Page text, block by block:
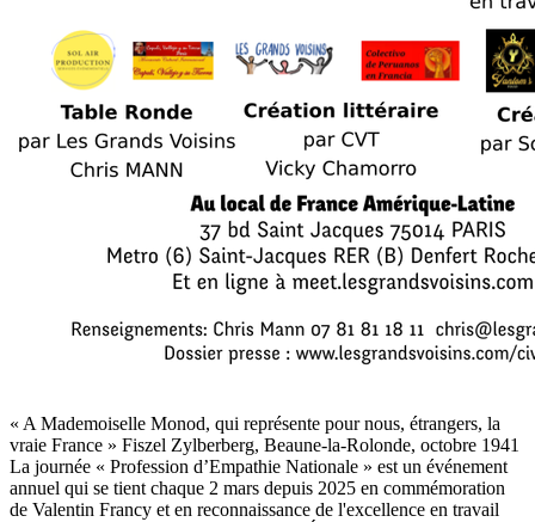
« A Mademoiselle Monod, qui représente pour nous, étrangers, la
vraie France » Fiszel Zylberberg, Beaune-la-Rolonde, octobre 1941
La journée « Profession d’Empathie Nationale » est un événement
annuel qui se tient chaque 2 mars depuis 2025 en commémoration
de Valentin Francy et en reconnaissance de l'excellence en travail